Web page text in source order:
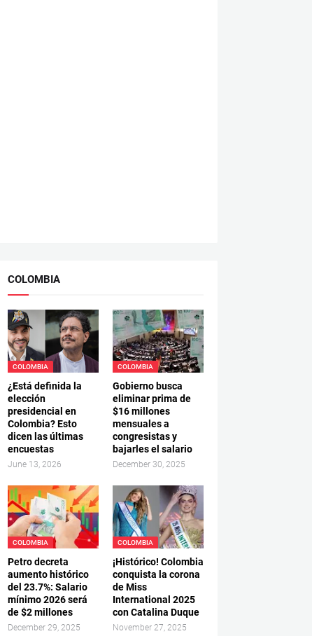
COLOMBIA
COLOMBIA
¿Está definida la
elección
presidencial en
Colombia? Esto
dicen las últimas
encuestas
June 13, 2026
COLOMBIA
Gobierno busca
eliminar prima de
$16 millones
mensuales a
congresistas y
bajarles el salario
December 30, 2025
COLOMBIA
Petro decreta
aumento histórico
del 23.7%: Salario
mínimo 2026 será
de $2 millones
December 29, 2025
COLOMBIA
¡Histórico! Colombia
conquista la corona
de Miss
International 2025
con Catalina Duque
November 27, 2025